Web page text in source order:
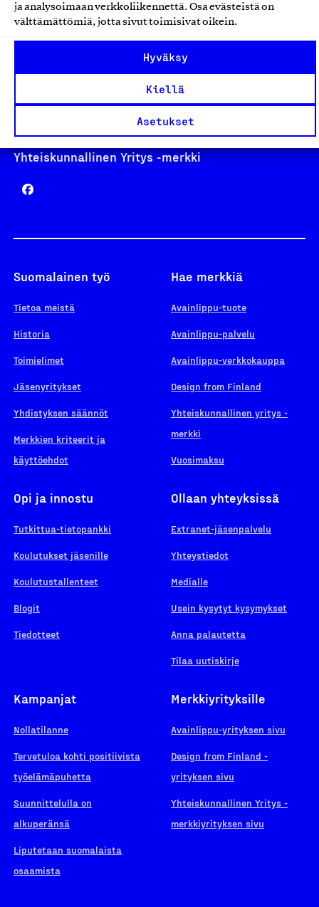
ja analysoimaan verkkoliikennettä. Osa evästeistä on
välttämättömiä, jotta sivut toimisivat oikein.
Hyväksy
Kiellä
Asetukset
Avainlippu
Yhteiskunnallinen Yritys -merkki
Suomalainen työ
Tietoa meistä
Historia
Toimielimet
Jäsenyritykset
Yhdistyksen säännöt
Merkkien kriteerit ja
käyttöehdot
Hae merkkiä
Avainlippu-tuote
Avainlippu-palvelu
Avainlippu-verkkokauppa
Design from Finland
Yhteiskunnallinen yritys -
merkki
Vuosimaksu
Opi ja innostu
Tutkittua-tietopankki
Koulutukset jäsenille
Koulutustallenteet
Blogit
Tiedotteet
Ollaan yhteyksissä
Extranet-jäsenpalvelu
Yhteystiedot
Medialle
Usein kysytyt kysymykset
Anna palautetta
Tilaa uutiskirje
Kampanjat
Nollatilanne
Tervetuloa kohti positiivista
työelämäpuhetta
Suunnittelulla on
alkuperänsä
Liputetaan suomalaista
osaamista
Merkkiyrityksille
Avainlippu-yrityksen sivu
Design from Finland -
yrityksen sivu
Yhteiskunnallinen Yritys -
merkkiyrityksen sivu